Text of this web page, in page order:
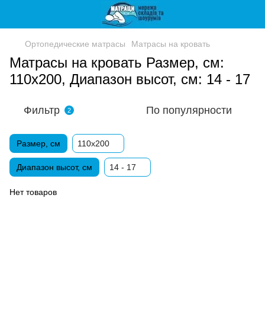
Ортопедические матрасы Матрасы на кровать
Матрасы на кровать Размер, см:
110х200, Диапазон высот, см: 14 - 17
Фильтр 2 По популярности
Размер, см 110х200
Диапазон высот, см 14 - 17
Нет товаров